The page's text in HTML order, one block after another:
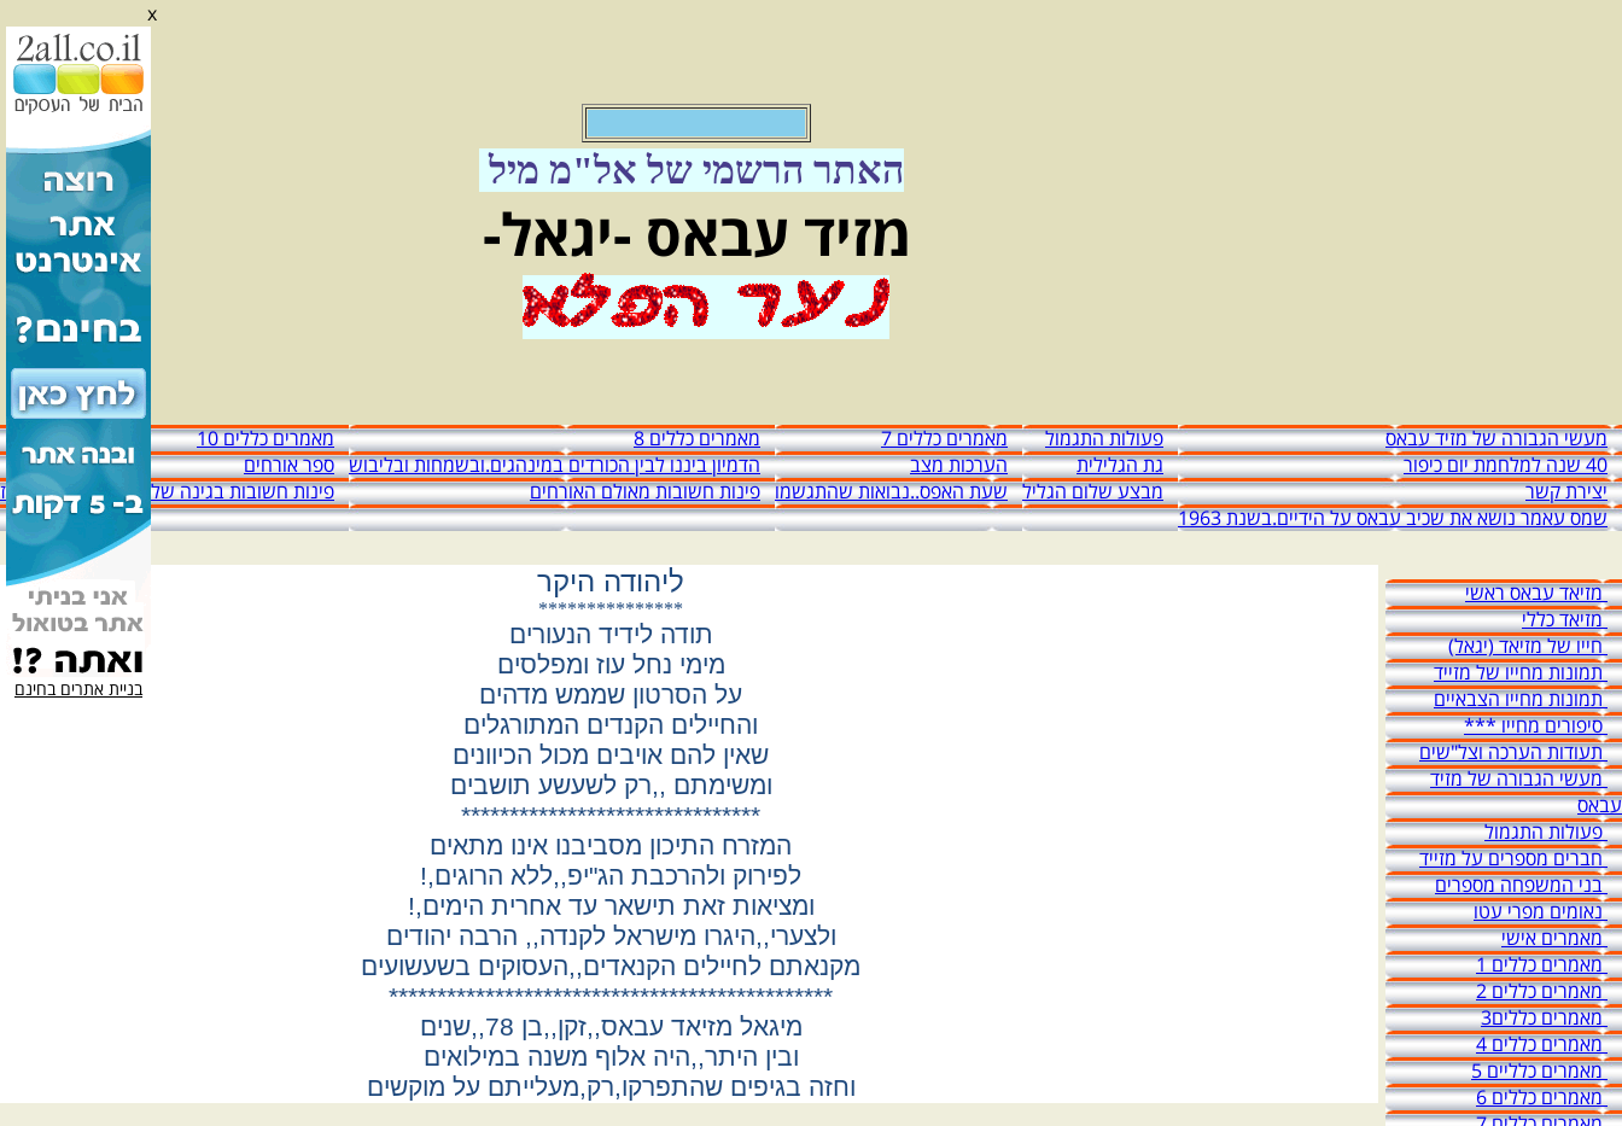
x
בניית אתרים בחינם
אגדה מהלכת וששים שנות מדינה
האתר הרשמי של אל"מ מיל
מזיד עבאס -יגאל-
מעשי הגבורה של מזיד עבאס פעולות התגמול מאמרים כללים 7 מאמרים כללים 8
מאמרים כללים 10
40 שנה למלחמת יום כיפור
גת הגלילית הערכות מצב הדמיון ביננו לבין הכורדים במינהגים.ובשמחות ובליבוש ספר אורחים
יצירת קשר
מבצע שלום הגליל שעת האפס..נבואות שהתגשמו פינות חשובות מאולם האורחים
פינות חשובות בגינה שלפני הכניסה לבית
שמס עאמר נושא את שכיב עבאס על הידיים.בשנת 1963
מזיאד עבאס ראשי
מזיאד כללי
חייו של מזיאד (יגאל)
תמונות מחייו של מזייד
תמונות מחייו הצבאיים
סיפורים מחייו ***
תעודות הערכה וצל"שים
מעשי הגבורה של מזיד
עבאס
פעולות התגמול
חברים מספרים על מזייד
בני המשפחה מספרים
נאומים מפרי עטו
מאמרים אישי
מאמרים כללים 1
מאמרים כללים 2
מאמרים כללים3
מאמרים כללים 4
מאמרים כלליים 5
מאמרים כללים 6
ליהודה היקר
***************
תודה לידיד הנעורים
מימי נחל עוז ומפלסים
על הסרטון שממש מדהים
והחיילים הקנדים המתורגלים
שאין להם אויבים מכול הכיוונים
ומשימתם ,,רק לשעשע תושבים
******************************
*
המזרח התיכון מסביבנו אינו מתאים
לפירוק ולהרכבת הג"יפ,,ללא הרוגים,!
ומציאות זאת תישאר עד אחרית הימים,!
ולצערי,,היגרו מישראל לקנדה,, הרבה יהודים
מקנאתם לחיילים הקנאדים,,העסוקים בשעשועים
******************************
****************
מיגאל מזיאד עבאס,,זקן,,בן 78,,שנים
ובין היתר,,היה אלוף משנה במילואים
וחזה בגיפים שהתפרקו,רק,מעלייתם על מוקשים